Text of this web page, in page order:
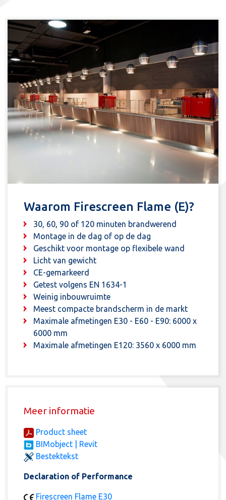
Waarom Firescreen Flame (E)?
30, 60, 90 of 120 minuten brandwerend
Montage in de dag of op de dag
Geschikt voor montage op flexibele wand
Licht van gewicht
CE-gemarkeerd
Getest volgens EN 1634-1
Weinig inbouwruimte
Meest compacte brandscherm in de markt
Maximale afmetingen E30 - E60 - E90: 6000 x
6000 mm
Maximale afmetingen E120: 3560 x 6000 mm
Meer informatie
Product sheet
BIMobject | Revit
Bestektekst
Declaration of Performance
Firescreen Flame E30